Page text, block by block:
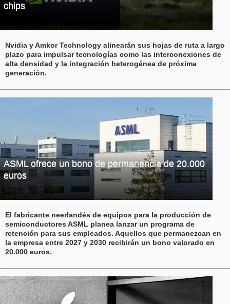
chips
Nvidia y Amkor Technology alinearán sus hojas de ruta a largo
plazo para impulsar tecnologías como las interconexiones de
alta densidad y la integración heterogénea de próxima
generación.
ASML ofrece un bono de permanencia de 20.000
euros
El fabricante neerlandés de equipos para la producción de
semiconductores ASML planea lanzar un programa de
retención para sus empleados. Aquellos que permanezcan en
la empresa entre 2027 y 2030 recibirán un bono valorado en
20.000 euros.